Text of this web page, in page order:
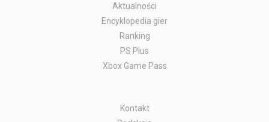
Aktualności
Encyklopedia gier
Ranking
PS Plus
Xbox Game Pass
Kontakt